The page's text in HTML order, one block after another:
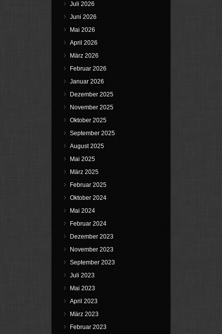
Juli 2026
Juni 2026
Mai 2026
April 2026
März 2026
Februar 2026
Januar 2026
Dezember 2025
November 2025
Oktober 2025
September 2025
August 2025
Mai 2025
März 2025
Februar 2025
Oktober 2024
Mai 2024
Februar 2024
Dezember 2023
November 2023
September 2023
Juli 2023
Mai 2023
April 2023
März 2023
Februar 2023